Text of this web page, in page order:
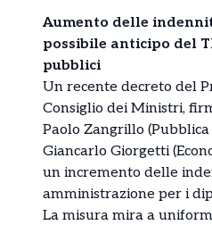
Aumento delle
possibile anticipo del
pubblici
Un recente decreto del
Consiglio dei Ministri,
Paolo Zangrillo
Giancarlo Giorgetti
un incremento delle
amministrazione per i
La misura mira a